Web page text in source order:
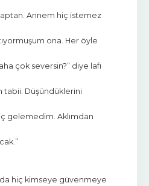
Annem hiç istemez
ona. Her öyle
çok seversin?” diye lafı
Düşündüklerini
gelemedim. Aklımdan
hiç kimseye güvenmeye